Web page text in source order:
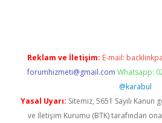
Reklam ve İletişim: E-mail:
forumhizmeti@gmail.com Whatsapp:
@karabul
Yasal Uyarı: Sitemiz, 5651 Sayılı
ve İletişim Kurumu (BTK) tarafından